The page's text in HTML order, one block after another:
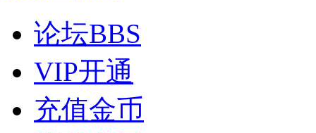
论坛BBS
VIP开通
充值金币